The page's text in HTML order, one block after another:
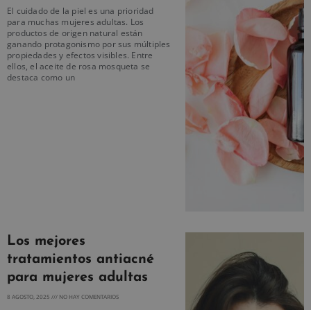
El cuidado de la piel es una prioridad
para muchas mujeres adultas. Los
productos de origen natural están
ganando protagonismo por sus múltiples
propiedades y efectos visibles. Entre
ellos, el aceite de rosa mosqueta se
destaca como un
Los mejores
tratamientos antiacné
para mujeres adultas
8 AGOSTO, 2025 NO HAY COMENTARIOS